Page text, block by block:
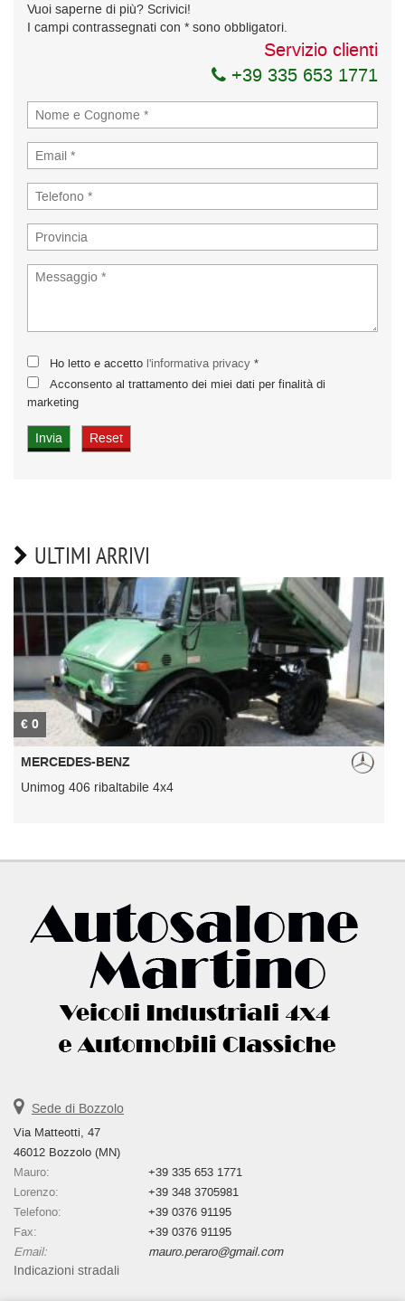
Vuoi saperne di più? Scrivici!
I campi contrassegnati con * sono obbligatori.
Servizio clienti
+39 335 653 1771
Ho letto e accetto l'informativa privacy *
Acconsento al trattamento dei miei dati per finalità di
marketing
ULTIMI ARRIVI
€ 0
MERCEDES-BENZ
Unimog 406 ribaltabile 4x4
Sede di Bozzolo
Via Matteotti, 47
46012 Bozzolo (MN)
Mauro:
+39 335 653 1771
Lorenzo:
+39 348 3705981
Telefono:
+39 0376 91195
Fax:
+39 0376 91195
Email:
mauro.peraro@gmail.com
Indicazioni stradali